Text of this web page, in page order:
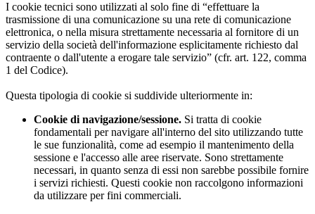
I cookie tecnici sono utilizzati al solo fine di “effettuare la
trasmissione di una comunicazione su una rete di comunicazione
elettronica, o nella misura strettamente necessaria al fornitore di un
servizio della società dell'informazione esplicitamente richiesto dal
contraente o dall'utente a erogare tale servizio” (cfr. art. 122, comma
1 del Codice).
Questa tipologia di cookie si suddivide ulteriormente in:
Cookie di navigazione/sessione. Si tratta di cookie
fondamentali per navigare all'interno del sito utilizzando tutte
le sue funzionalità, come ad esempio il mantenimento della
sessione e l'accesso alle aree riservate. Sono strettamente
necessari, in quanto senza di essi non sarebbe possibile fornire
i servizi richiesti. Questi cookie non raccolgono informazioni
da utilizzare per fini commerciali.